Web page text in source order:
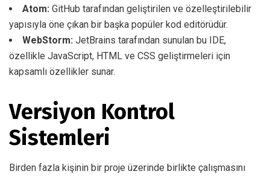
Atom: GitHub tarafından geliştirilen ve özelleştirilebilir
yapısıyla öne çıkan bir başka popüler kod editörüdür.
WebStorm: JetBrains tarafından sunulan bu IDE,
özellikle JavaScript, HTML ve CSS geliştirmeleri için
kapsamlı özellikler sunar.
Versiyon Kontrol
Sistemleri
Birden fazla kişinin bir proje üzerinde birlikte çalışmasını